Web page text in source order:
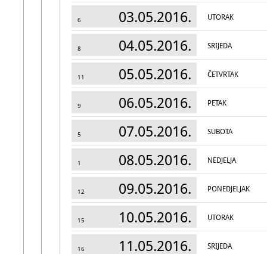
6 03.05.2016. UTORAK
8 04.05.2016. SRIJEDA
11 05.05.2016. ČETVRTAK
9 06.05.2016. PETAK
5 07.05.2016. SUBOTA
1 08.05.2016. NEDJELJA
12 09.05.2016. PONEDJELJAK
15 10.05.2016. UTORAK
16 11.05.2016. SRIJEDA